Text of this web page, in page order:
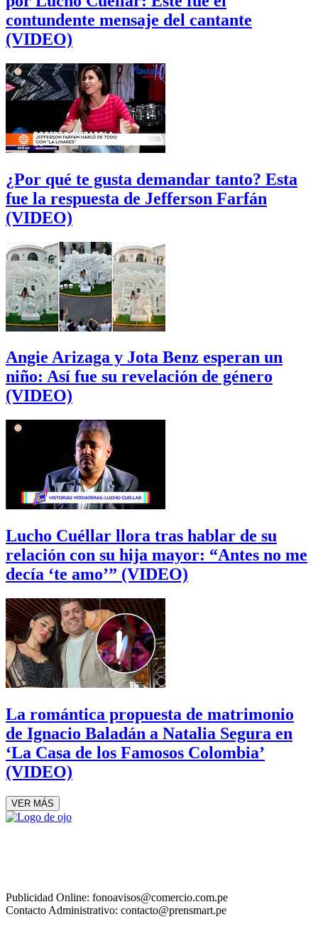
contundente mensaje del cantante
(VIDEO)
¿Por qué te gusta demandar tanto? Esta
fue la respuesta de Jefferson Farfán
(VIDEO)
Angie Arizaga y Jota Benz esperan un
niño: Así fue su revelación de género
(VIDEO)
Lucho Cuéllar llora tras hablar de su
relación con su hija mayor: “Antes no me
decía ‘te amo’” (VIDEO)
La romántica propuesta de matrimonio
de Ignacio Baladán a Natalia Segura en
‘La Casa de los Famosos Colombia’
(VIDEO)
VER MÁS
Publicidad Online: fonoavisos@comercio.com.pe
Contacto Administrativo: contacto@prensmart.pe